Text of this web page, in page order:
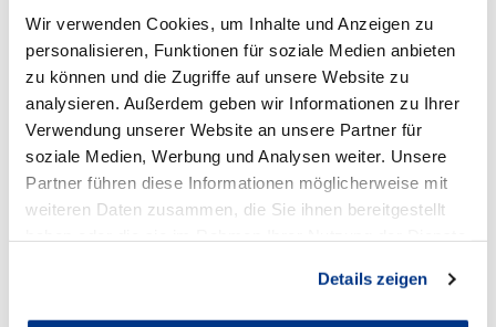
Wir verwenden Cookies, um Inhalte und Anzeigen zu
personalisieren, Funktionen für soziale Medien anbieten
zu können und die Zugriffe auf unsere Website zu
analysieren. Außerdem geben wir Informationen zu Ihrer
Verwendung unserer Website an unsere Partner für
soziale Medien, Werbung und Analysen weiter. Unsere
Partner führen diese Informationen möglicherweise mit
weiteren Daten zusammen, die Sie ihnen bereitgestellt
Details zeigen